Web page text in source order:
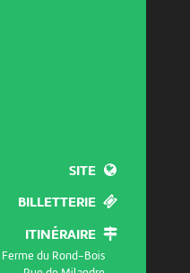
SITE
BILLETTERIE
ITINÉRAIRE
Ferme du Rond-Bois